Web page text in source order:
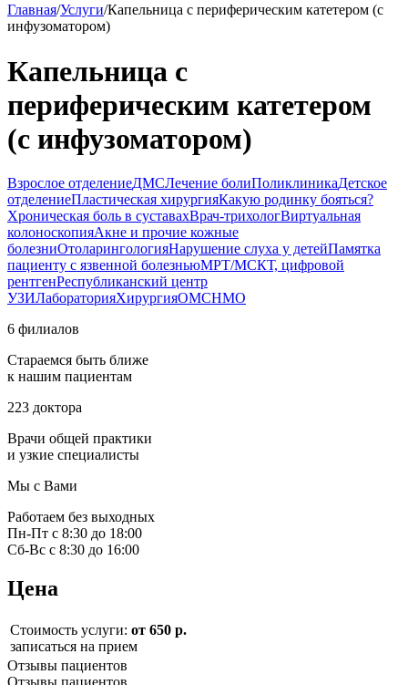
Главная/Услуги/Капельница с периферическим катетером (с
инфузоматором)
Капельница с
периферическим катетером
(с инфузоматором)
Взрослое отделениеДМСЛечение болиПоликлиникаДетское
отделениеПластическая хирургияКакую родинку бояться?
Хроническая боль в суставахВрач-трихологВиртуальная
колоноскопияАкне и прочие кожные
болезниОтоларингологияНарушение слуха у детейПамятка
пациенту с язвенной болезньюМРТ/МСКТ, цифровой
рентгенРеспубликанский центр
УЗИЛабораторияХирургияОМСНМО
6 филиалов
Стараемся быть ближе
к нашим пациентам
223 доктора
Врачи общей практики
и узкие специалисты
Мы с Вами
Работаем без выходных
Пн-Пт с 8:30 до 18:00
Сб-Вс с 8:30 до 16:00
Цена
Стоимость услуги: от 650 р.
записаться на прием
Отзывы пациентов
Отзывы пациентов